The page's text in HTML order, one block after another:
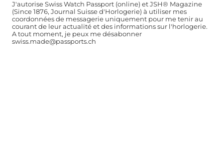
J'autorise Swiss Watch Passport (online) et JSH® Magazine
(Since 1876, Journal Suisse d'Horlogerie) à utiliser mes
coordonnées de messagerie uniquement pour me tenir au
courant de leur actualité et des informations sur l'horlogerie.
A tout moment, je peux me désabonner
swiss.made@passports.ch